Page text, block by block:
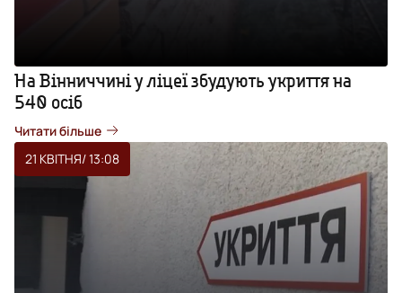
На Вінниччині у ліцеї збудують укриття на
540 осіб
Читати більше
21 КВІТНЯ/ 13:08